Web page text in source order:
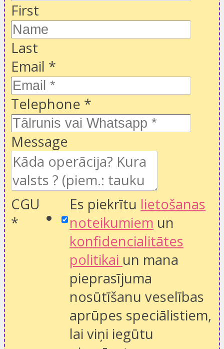
First
Last
Email *
Telephone *
Message
CGU
*
Es piekrītu lietošanas
noteikumiem un
konfidencialitātes
politikai un mana
pieprasījuma
nosūtīšanu veselības
aprūpes speciālistiem,
lai viņi iegūtu